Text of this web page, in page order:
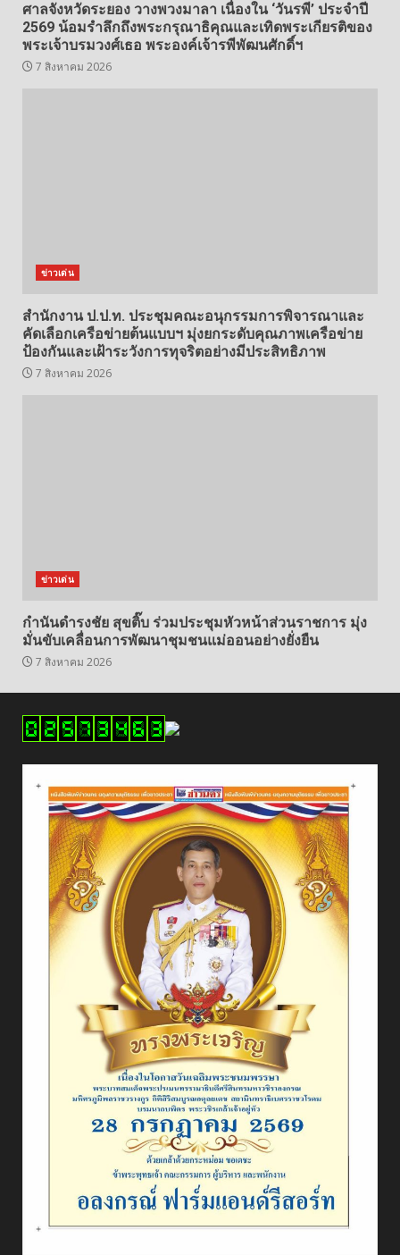
ศาลจังหวัดระยอง วางพวงมาลา เนื่องใน ‘วันรพี’ ประจำปี
2569 น้อมรำลึกถึงพระกรุณาธิคุณและเทิดพระเกียรติของ
พระเจ้าบรมวงศ์เธอ พระองค์เจ้ารพีพัฒนศักดิ์ฯ
7 สิงหาคม 2026
ข่าวเด่น
สำนักงาน ป.ป.ท. ประชุมคณะอนุกรรมการพิจารณาและ
คัดเลือกเครือข่ายต้นแบบฯ มุ่งยกระดับคุณภาพเครือข่าย
ป้องกันและเฝ้าระวังการทุจริตอย่างมีประสิทธิภาพ
7 สิงหาคม 2026
ข่าวเด่น
กำนันดำรงชัย สุขติ๊บ ร่วมประชุมหัวหน้าส่วนราชการ มุ่ง
มั่นขับเคลื่อนการพัฒนาชุมชนแม่ออนอย่างยั่งยืน
7 สิงหาคม 2026